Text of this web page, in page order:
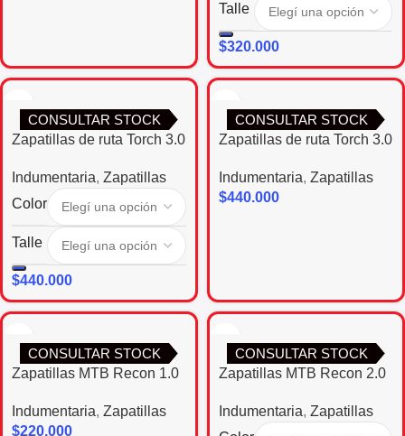
Talle
$320.000
CONSULTAR STOCK
Zapatillas de ruta Torch 3.0
Indumentaria, Zapatillas
Color
Talle
$440.000
CONSULTAR STOCK
Zapatillas de ruta Torch 3.0
Indumentaria, Zapatillas
$440.000
CONSULTAR STOCK
Zapatillas MTB Recon 1.0
Indumentaria, Zapatillas
$220.000
CONSULTAR STOCK
Zapatillas MTB Recon 2.0
Indumentaria, Zapatillas